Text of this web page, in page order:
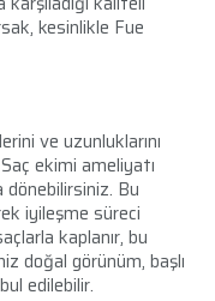
kesinlikle Fue
ve uzunluklarını
ekimi ameliyatı
dönebilirsiniz. Bu
iyileşme süreci
kaplanır, bu
doğal görünüm, başlı
edilebilir.